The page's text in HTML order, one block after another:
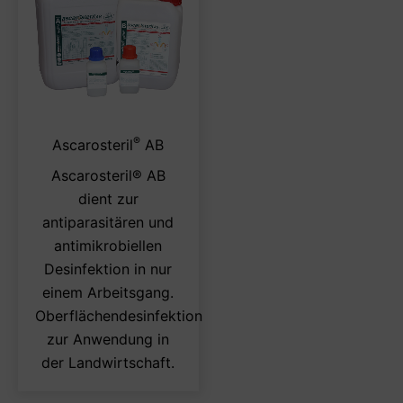
Ascarosteril® AB
Optionen
Ascarosteril® AB
dient zur
antiparasitären und
antimikrobiellen
Desinfektion in nur
einem Arbeitsgang.
Oberflächendesinfektion
zur Anwendung in
der Landwirtschaft.